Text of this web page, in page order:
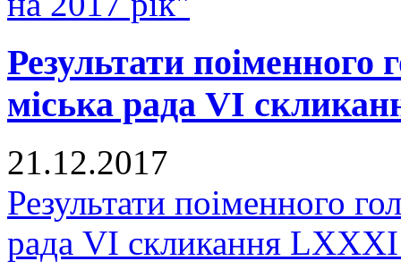
Результати
міська рада VI
21.12.2017
Результати поіменного
рада VI скликання LXXXI